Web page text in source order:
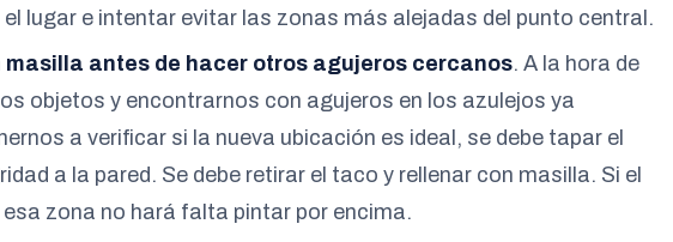
lugar e intentar evitar las zonas más alejadas del punto central.
antes de hacer otros agujeros cercanos. A la hora de
objetos y encontrarnos con agujeros en los azulejos ya
a verificar si la nueva ubicación es ideal, se debe tapar el
a la pared. Se debe retirar el taco y rellenar con masilla. Si el
zona no hará falta pintar por encima.